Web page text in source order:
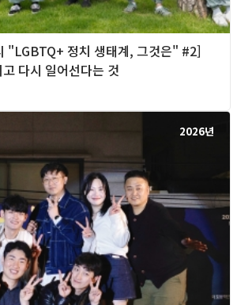
"LGBTQ+ 정치 생태계, 그것은" #2]
다시 일어선다는 것
2026년